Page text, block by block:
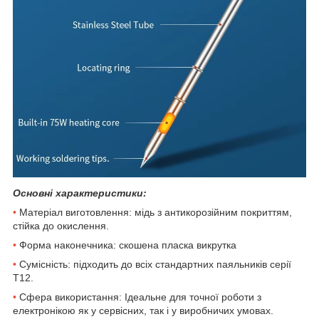
Основні характеристики:
• Матеріал виготовлення: мідь з антикорозійним покриттям,
стійка до окислення.
• Форма наконечника: скошена пласка викрутка
• Сумісність: підходить до всіх стандартних паяльників серії
T12.
• Сфера використання: Ідеальне для точної роботи з
електронікою як у сервісних, так і у виробничих умовах.